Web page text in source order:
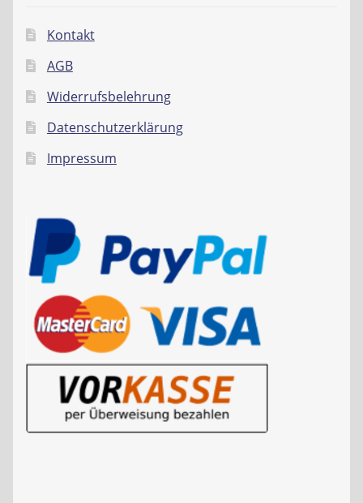
Kontakt
AGB
Widerrufsbelehrung
Datenschutzerklärung
Impressum